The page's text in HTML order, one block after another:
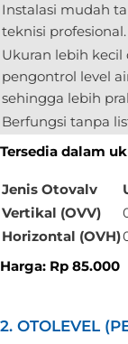
Instalasi mudah
teknisi profesional.
Ukuran lebih
pengontrol level
sehingga lebih
Berfungsi tanpa
Tersedia dalam
Jenis Otovalv
Vertikal (OVV)
Horizontal (OVH)
Harga: Rp 85.000
2. OTOLEVEL